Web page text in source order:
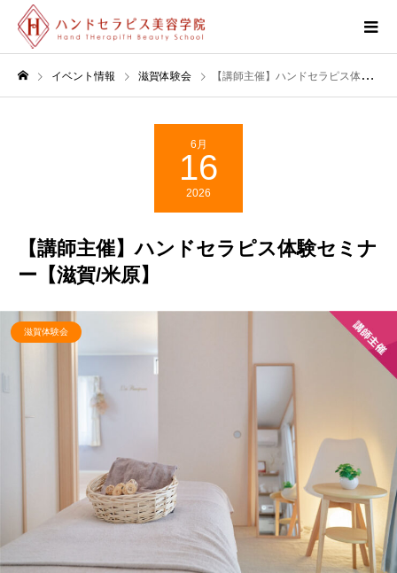
イベント情報 滋賀体験会 【講師主催】ハンドセラピス体験セミナー【滋賀/米原】
6月
16
2026
【講師主催】ハンドセラピス体験セミナ
ー【滋賀/米原】
滋賀体験会